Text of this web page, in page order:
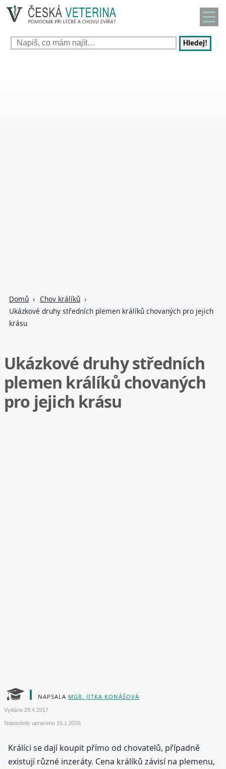
Hledej!
Domů
Chov králíků
Ukázkové druhy středních plemen králíků chovaných pro jejich
krásu
Ukázkové druhy středních
plemen králíků chovaných
pro jejich krásu
NAPSALA MGR. JITKA KONÁŠOVÁ
Vydáno 28.4.2017
Naposledy upraveno 16.1.2026
Králíci se dají koupit přímo od chovatelů, případně
existují různé inzeráty. Cena králíků závisí na plemenu,